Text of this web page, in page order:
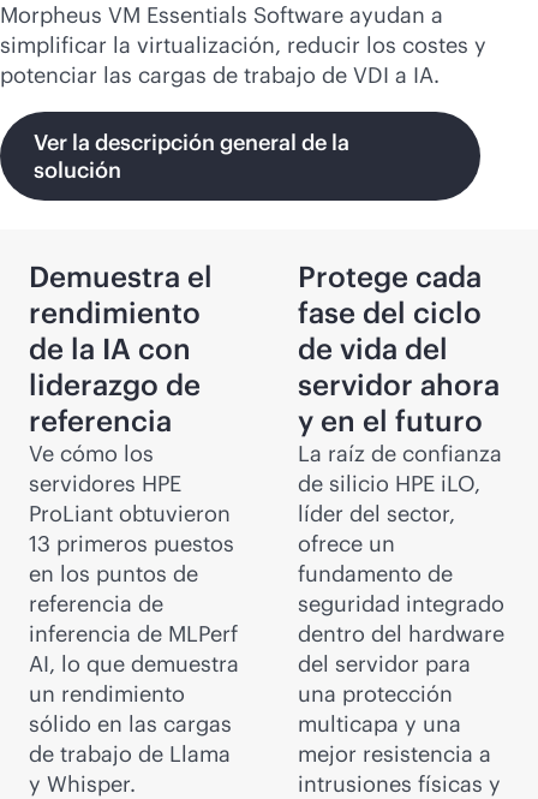
Morpheus VM Essentials Software ayudan a
simplificar la virtualización, reducir los costes y
potenciar las cargas de trabajo de VDI a IA.
Ver la descripción general de la
solución
Demuestra el
rendimiento
de la IA con
liderazgo de
referencia
Ve cómo los
servidores HPE
ProLiant obtuvieron
13 primeros puestos
en los puntos de
referencia de
inferencia de MLPerf
AI, lo que demuestra
un rendimiento
sólido en las cargas
de trabajo de Llama
y Whisper.
Protege cada
fase del ciclo
de vida del
servidor ahora
y en el futuro
La raíz de confianza
de silicio HPE iLO,
líder del sector,
ofrece un
fundamento de
seguridad integrado
dentro del hardware
del servidor para
una protección
multicapa y una
mejor resistencia a
intrusiones físicas y